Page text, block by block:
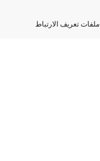
ملفات تعريف الارتباط